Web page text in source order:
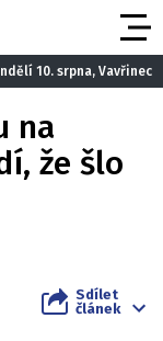
10. srpna, Vavřinec
na
že šlo
Sdílet
článek